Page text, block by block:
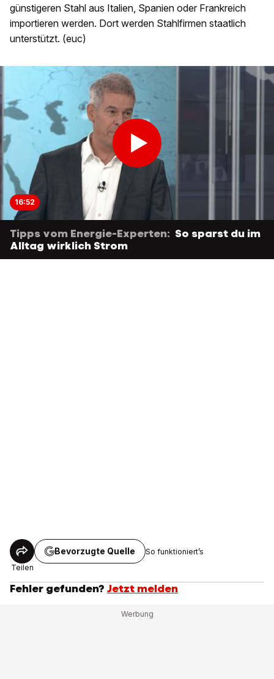
günstigeren Stahl aus Italien, Spanien oder Frankreich
importieren werden. Dort werden Stahlfirmen staatlich
unterstützt. (euc)
16:52
Tipps vom Energie-Experten: So sparst du im
Alltag wirklich Strom
Teilen
Bevorzugte Quelle So funktioniert’s
Fehler gefunden? Jetzt melden